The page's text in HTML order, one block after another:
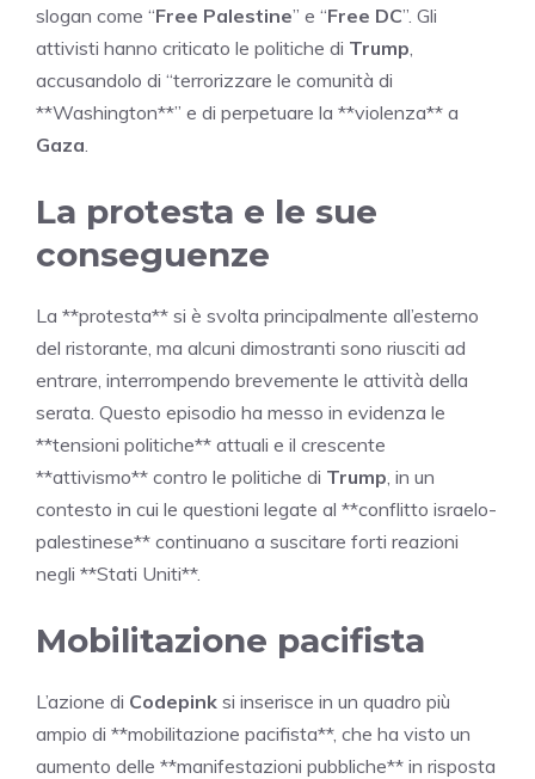
slogan come “Free Palestine” e “Free DC”. Gli
attivisti hanno criticato le politiche di Trump
accusandolo di “terrorizzare le comunità di
**Washington**” e di perpetuare la **violenza** a
Gaza
La protesta e le sue
conseguenze
La **protesta** si è svolta principalmente all’esterno
del ristorante, ma alcuni dimostranti sono riusciti ad
entrare, interrompendo brevemente le attività della
serata. Questo episodio ha messo in evidenza le
**tensioni politiche** attuali e il crescente
**attivismo** contro le politiche di Trump , in un
contesto in cui le questioni legate al **conflitto israelo-
palestinese** continuano a suscitare forti reazioni
negli **Stati Uniti**.
Mobilitazione pacifista
L’azione di Codepink si inserisce in un quadro più
ampio di **mobilitazione pacifista**, che ha visto un
aumento delle **manifestazioni pubbliche** in risposta